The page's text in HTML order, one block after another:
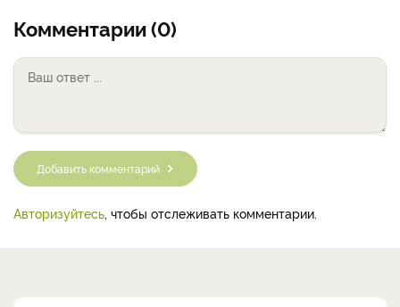
Комментарии (0)
Добавить комментарий
Авторизуйтесь, чтобы отслеживать комментарии.